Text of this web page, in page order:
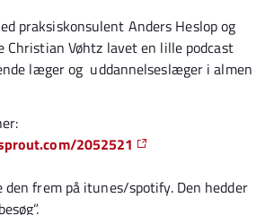
praksiskonsulent Anders Heslop og
Vøhtz lavet en lille podcast
læger og uddannelseslæger i almen
2052521
den frem på itunes/spotify. Den hedder